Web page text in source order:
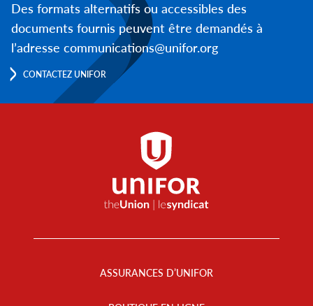
Des formats alternatifs ou accessibles des
documents fournis peuvent être demandés à
l’adresse communications@unifor.org
CONTACTEZ UNIFOR
ASSURANCES D’UNIFOR